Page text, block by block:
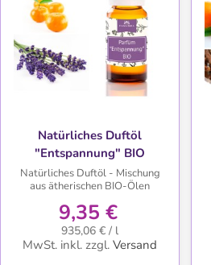
Natürliches Duftöl
"Entspannung" BIO
Natürliches Duftöl - Mischung
aus ätherischen BIO-Ölen
9,35 €
935,06 € / l
MwSt. inkl. zzgl. Versand